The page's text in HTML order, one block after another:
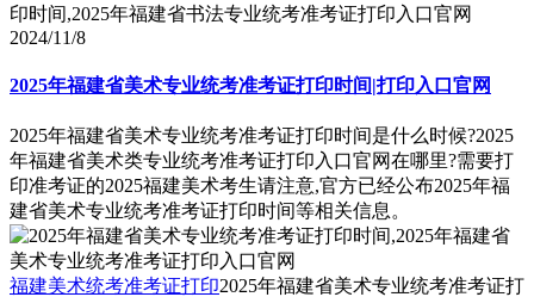
印时间,2025年福建省书法专业统考准考证打印入口官网
2024/11/8
2025年福建省美术专业统考准考证打印时间|打印入口官网
2025年福建省美术专业统考准考证打印时间是什么时候?2025
年福建省美术类专业统考准考证打印入口官网在哪里?需要打
印准考证的2025福建美术考生请注意,官方已经公布2025年福
建省美术专业统考准考证打印时间等相关信息。
福建美术统考准考证打印2025年福建省美术专业统考准考证打